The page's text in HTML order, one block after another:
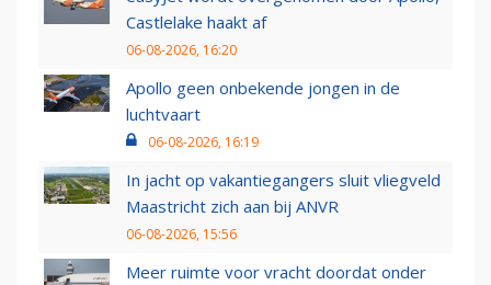
Castlelake haakt af
06-08-2026, 16:20
Apollo geen onbekende jongen in de
luchtvaart
06-08-2026, 16:19
In jacht op vakantiegangers sluit vliegveld
Maastricht zich aan bij ANVR
06-08-2026, 15:56
Meer ruimte voor vracht doordat onder